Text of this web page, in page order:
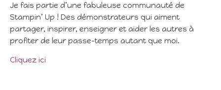
Je fais partie d’une fabuleuse communauté de
Stampin’ Up ! Des démonstrateurs qui aiment
partager, inspirer, enseigner et aider les autres à
profiter de leur passe-temps autant que moi.
Cliquez ici